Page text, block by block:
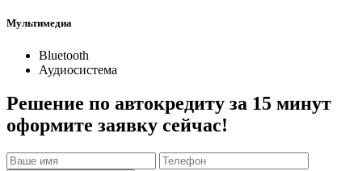
Мультимедиа
Bluetooth
Аудиосистема
Решение по автокредиту за 15 минут
оформите заявку сейчас!